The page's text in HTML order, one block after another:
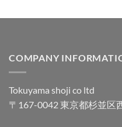
COMPANY
Tokuyama shoji co ltd
〒167-0042 東京都杉並区